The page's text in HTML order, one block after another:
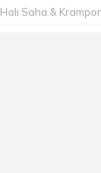
Halı Saha &